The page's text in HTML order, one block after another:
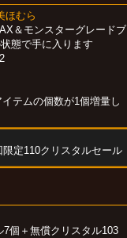
ほむら
＆モンスターグレードブ
態で手に入ります
テムの個数が1個増量し
定110クリスタルセール
個＋無償クリスタル103